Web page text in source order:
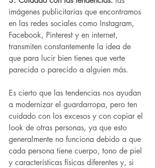
imágenes publicitarias que encontramos
en las redes sociales como Instagram,
Facebook, Pinterest y en internet,
transmiten constantemente la idea de
que para lucir bien tienes que verte
parecida o parecido a alguien más.
Es cierto que las tendencias nos ayudan
a modernizar el guardarropa, pero ten
cuidado con los excesos y con copiar el
look de otras personas, ya que esto
generalmente no funciona debido a que
cada persona tiene cuerpo, tono de piel
y características físicas diferentes y, si